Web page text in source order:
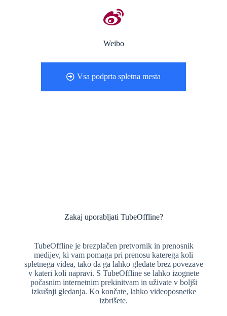
Weibo
Vsa podprta spletna mesta
Zakaj uporabljati TubeOffline?
TubeOffline je brezplačen pretvornik in prenosnik
medijev, ki vam pomaga pri prenosu katerega koli
spletnega videa, tako da ga lahko gledate brez povezave
v kateri koli napravi. S TubeOffline se lahko izognete
počasnim internetnim prekinitvam in uživate v boljši
izkušnji gledanja. Ko končate, lahko videoposnetke
izbrišete.